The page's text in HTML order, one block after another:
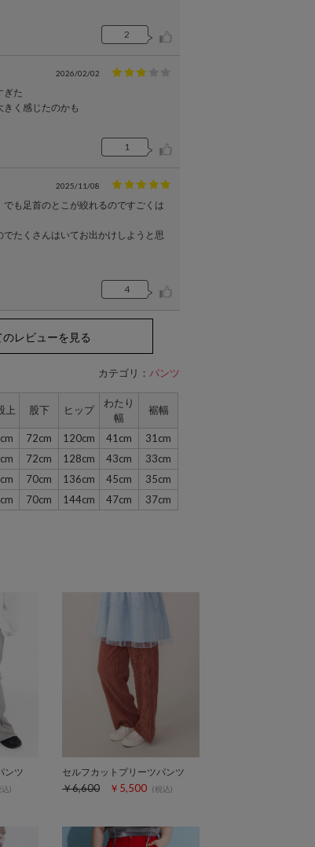
2
2026/02/02
ぎた
く感じたのかも
1
2025/11/08
も足首のとこが絞れるのですごくは
たくさんはいてお出かけしようと思
4
のレビューを見る
カテゴリ： パンツ
上 股下 ヒップ
わたり
幅
裾幅
72cm 120cm 41cm
31cm
72cm 128cm 43cm
33cm
70cm 136cm 45cm
35cm
70cm 144cm 47cm 37cm
ンツ
)
セルフカットプリーツパンツ
￥6,600 ￥5,500 (税込)